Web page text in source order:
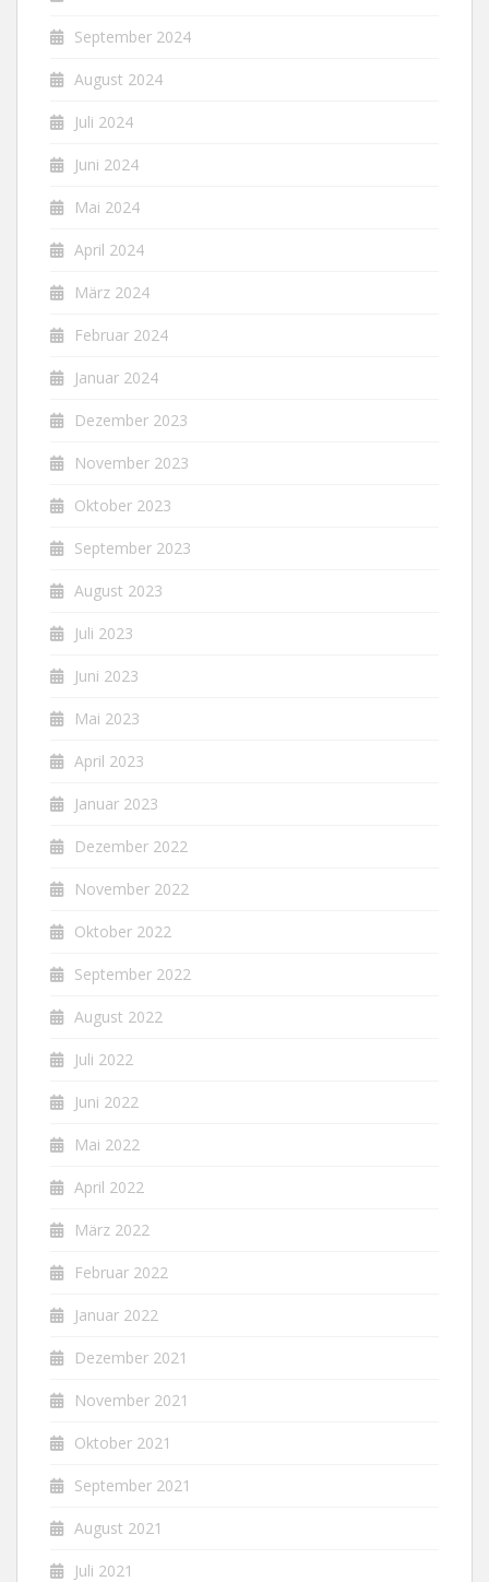
September 2024
August 2024
Juli 2024
Juni 2024
Mai 2024
April 2024
März 2024
Februar 2024
Januar 2024
Dezember 2023
November 2023
Oktober 2023
September 2023
August 2023
Juli 2023
Juni 2023
Mai 2023
April 2023
Januar 2023
Dezember 2022
November 2022
Oktober 2022
September 2022
August 2022
Juli 2022
Juni 2022
Mai 2022
April 2022
März 2022
Februar 2022
Januar 2022
Dezember 2021
November 2021
Oktober 2021
September 2021
August 2021
Juli 2021